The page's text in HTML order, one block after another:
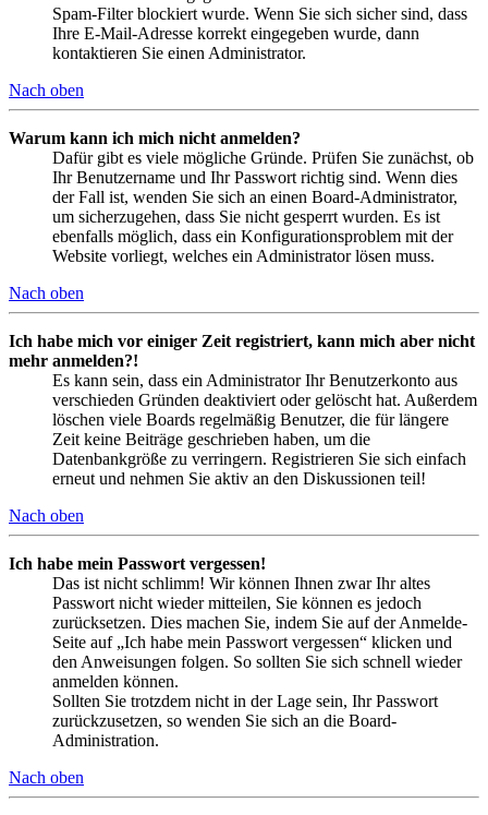
Spam-Filter blockiert wurde. Wenn Sie sich sicher sind, dass
Ihre E-Mail-Adresse korrekt eingegeben wurde, dann
kontaktieren Sie einen Administrator.
Nach oben
Warum kann ich mich nicht anmelden?
Dafür gibt es viele mögliche Gründe. Prüfen Sie zunächst, ob
Ihr Benutzername und Ihr Passwort richtig sind. Wenn dies
der Fall ist, wenden Sie sich an einen Board-Administrator,
um sicherzugehen, dass Sie nicht gesperrt wurden. Es ist
ebenfalls möglich, dass ein Konfigurationsproblem mit der
Website vorliegt, welches ein Administrator lösen muss.
Nach oben
Ich habe mich vor einiger Zeit registriert, kann mich aber nicht
mehr anmelden?!
Es kann sein, dass ein Administrator Ihr Benutzerkonto aus
verschieden Gründen deaktiviert oder gelöscht hat. Außerdem
löschen viele Boards regelmäßig Benutzer, die für längere
Zeit keine Beiträge geschrieben haben, um die
Datenbankgröße zu verringern. Registrieren Sie sich einfach
erneut und nehmen Sie aktiv an den Diskussionen teil!
Nach oben
Ich habe mein Passwort vergessen!
Das ist nicht schlimm! Wir können Ihnen zwar Ihr altes
Passwort nicht wieder mitteilen, Sie können es jedoch
zurücksetzen. Dies machen Sie, indem Sie auf der Anmelde-
Seite auf „Ich habe mein Passwort vergessen“ klicken und
den Anweisungen folgen. So sollten Sie sich schnell wieder
anmelden können.
Sollten Sie trotzdem nicht in der Lage sein, Ihr Passwort
zurückzusetzen, so wenden Sie sich an die Board-
Administration.
Nach oben